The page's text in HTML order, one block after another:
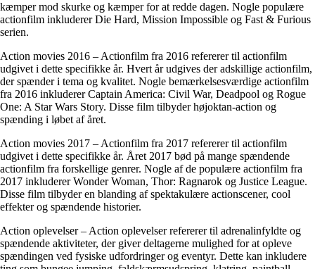
kæmper mod skurke og kæmper for at redde dagen. Nogle populære
actionfilm inkluderer Die Hard, Mission Impossible og Fast & Furious
serien.
Action movies 2016 – Actionfilm fra 2016 refererer til actionfilm
udgivet i dette specifikke år. Hvert år udgives der adskillige actionfilm,
der spænder i tema og kvalitet. Nogle bemærkelsesværdige actionfilm
fra 2016 inkluderer Captain America: Civil War, Deadpool og Rogue
One: A Star Wars Story. Disse film tilbyder højoktan-action og
spænding i løbet af året.
Action movies 2017 – Actionfilm fra 2017 refererer til actionfilm
udgivet i dette specifikke år. Året 2017 bød på mange spændende
actionfilm fra forskellige genrer. Nogle af de populære actionfilm fra
2017 inkluderer Wonder Woman, Thor: Ragnarok og Justice League.
Disse film tilbyder en blanding af spektakulære actionscener, cool
effekter og spændende historier.
Action oplevelser – Action oplevelser refererer til adrenalinfyldte og
spændende aktiviteter, der giver deltagerne mulighed for at opleve
spændingen ved fysiske udfordringer og eventyr. Dette kan inkludere